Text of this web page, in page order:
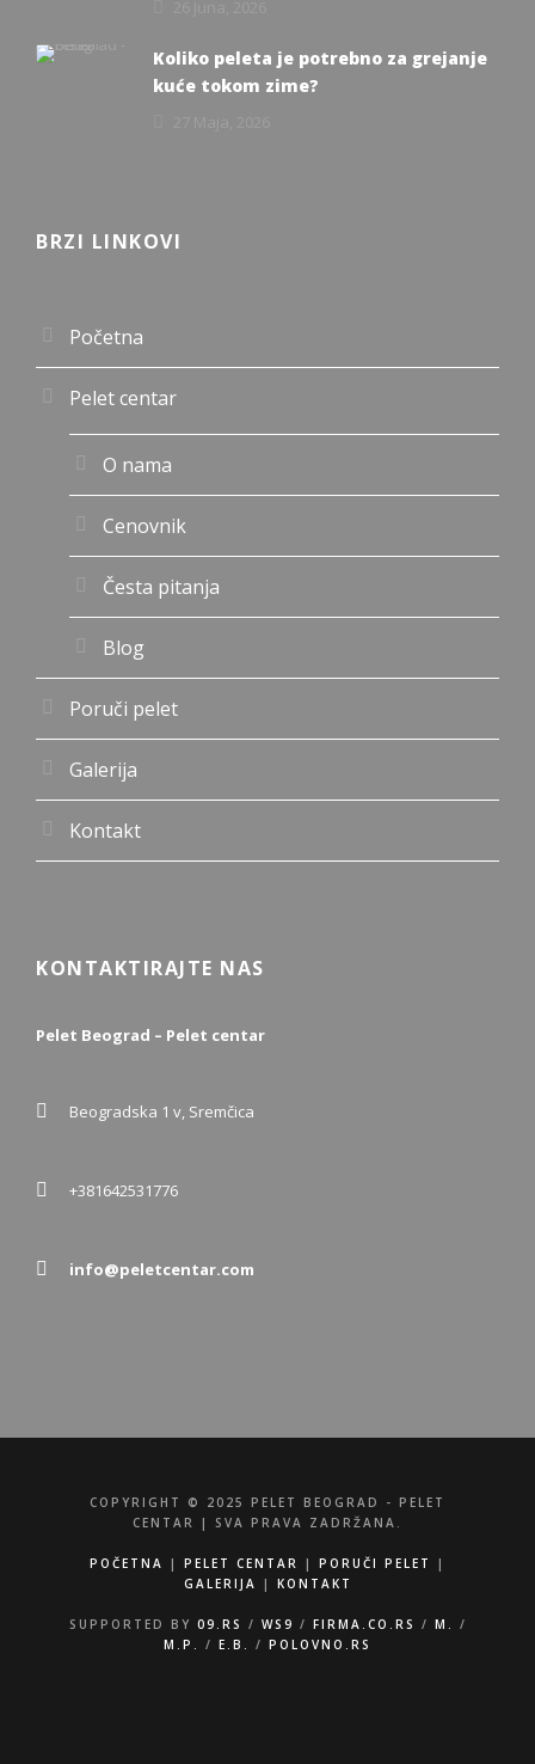
Koliko peleta je potrebno za grejanje
kuće tokom zime?
BRZI LINKOVI
Početna
Pelet centar
O nama
Cenovnik
Česta pitanja
Blog
Poruči pelet
Galerija
Kontakt
KONTAKTIRAJTE NAS
Pelet Beograd – Pelet centar
Beogradska 1 v, Sremčica
+381642531776
info@peletcentar.com
COPYRIGHT © 2025 PELET BEOGRAD - PELET
CENTAR | SVA PRAVA ZADRŽANA.
POČETNA | PELET CENTAR | PORUČI PELET
|
GALERIJA | KONTAKT
SUPPORTED BY 09.RS / WS9 / FIRMA.CO.RS / M. /
M.P. / E.B. / POLOVNO.RS